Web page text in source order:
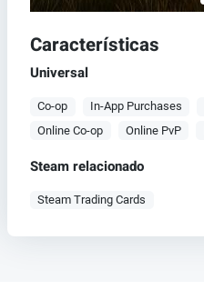
Características
Universal
Co-op In-App Purchases
Online Co-op
Online PvP
Steam relacionado
Steam Trading Cards